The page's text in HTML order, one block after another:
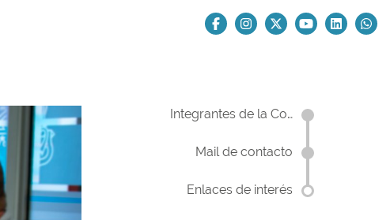
Integrantes de la Co…
Mail de contacto
Enlaces de interés